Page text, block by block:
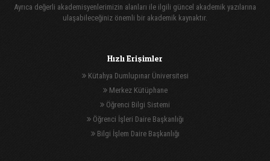
Ayrıca değerli akademisyenlerimizin alanları ile ilgili güncel akademik yazılarına
ulaşabileceğiniz önemli bir akademik kaynaktır.
Hızlı Erişimler
Kütahya Dumlupınar Üniversitesi
Merkez Kütüphane
Öğrenci Bilgi Sistemi
Öğrenci İşleri Daire Başkanlığı
Bilgi İşlem Daire Başkanlığı